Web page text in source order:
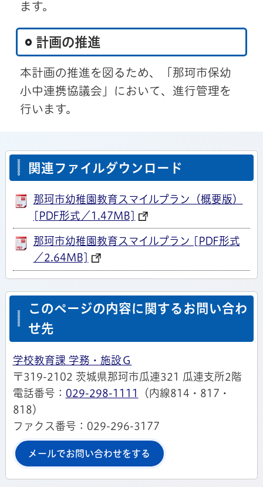
ます。
計画の推進
本計画の推進を図るため、「那珂市保幼
小中連携協議会」において、進行管理を
行います。
関連ファイルダウンロード
那珂市幼稚園教育スマイルプラン（概要版）
[PDF形式／1.47MB]
那珂市幼稚園教育スマイルプラン [PDF形式
／2.64MB]
このページの内容に関するお問い合わ
せ先
学校教育課 学務・施設Ｇ
〒319-2102 茨城県那珂市瓜連321 瓜連支所2階
電話番号： 029-298-1111
（内線814・817・
818）
ファクス番号：029-296-3177
メールでお問い合わせをする